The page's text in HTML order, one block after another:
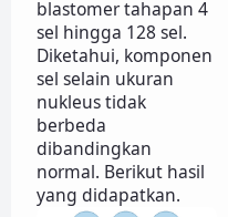
blastomer tahapan 4
sel hingga 128 sel.
Diketahui, komponen
sel selain ukuran
nukleus tidak
berbeda
dibandingkan
normal. Berikut hasil
yang didapatkan.